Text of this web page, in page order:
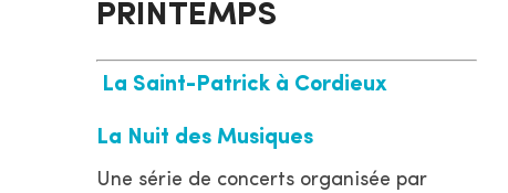
PRINTEMPS
La Saint-Patrick à Cordieux
La Nuit des Musiques
Une série de concerts organisée par